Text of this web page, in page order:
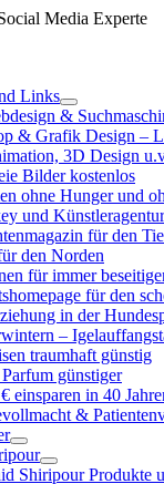
Media Experte
Links
&
& Grafik Design –
3D Design
Bilder kostenlos
ohne Hunger und
und Künstleragentur
für den
den Norden
für immer
für den
in der
–
traumhaft günstig
Parfum günstiger
einsparen in 40
&
Shiripour Produkte